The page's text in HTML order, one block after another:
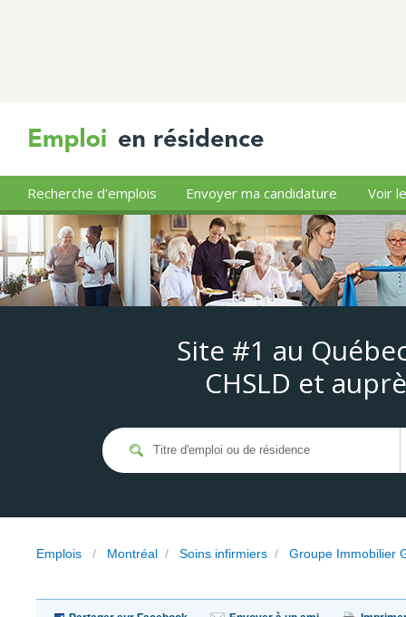
Recherche d'emplois Envoyer ma candidature Voir
Site #1 au
CHSLD et
Emplois / Montréal / Soins infirmiers / Groupe Immobilier